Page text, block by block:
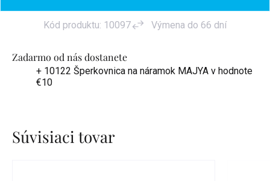
Zadarmo od nás dostanete
+ 10122 Šperkovnica na náramok MAJYA v hodnote
€10
Kód produktu: 10097 Výmena do 66 dní
Súvisiaci tovar